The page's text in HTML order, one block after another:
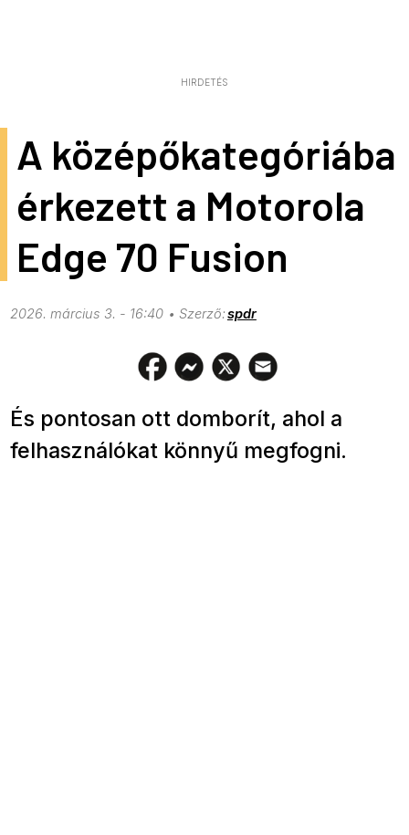
HIRDETÉS
A középőkategóriába
érkezett a Motorola
Edge 70 Fusion
2026. március 3. - 16:40 spdr
És pontosan ott domborít, ahol a
felhasználókat könnyű megfogni.